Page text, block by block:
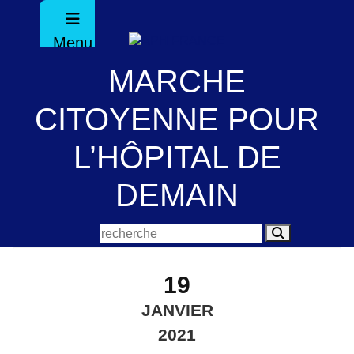
Menu
MARCHE
CITOYENNE POUR
L’HÔPITAL DE
DEMAIN
19
JANVIER
2021